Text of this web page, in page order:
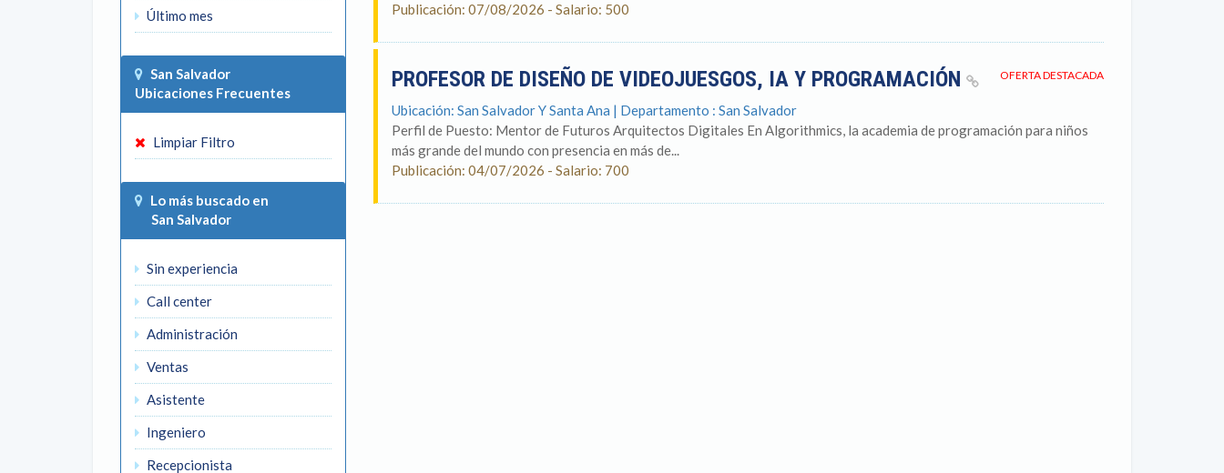
Último mes
San Salvador
Ubicaciones Frecuentes
Limpiar Filtro
Lo más buscado en
San Salvador
Sin experiencia
Call center
Administración
Ventas
Asistente
Ingeniero
Recepcionista
Publicación: 07/08/2026 - Salario: 500
OFERTA DESTACADA
PROFESOR DE DISEÑO DE VIDEOJUESGOS, IA Y PROGRAMACIÓN
Ubicación: San Salvador Y Santa Ana | Departamento : San Salvador
Perfil de Puesto: Mentor de Futuros Arquitectos Digitales En Algorithmics, la academia de programación para niños
más grande del mundo con presencia en más de...
Publicación: 04/07/2026 - Salario: 700